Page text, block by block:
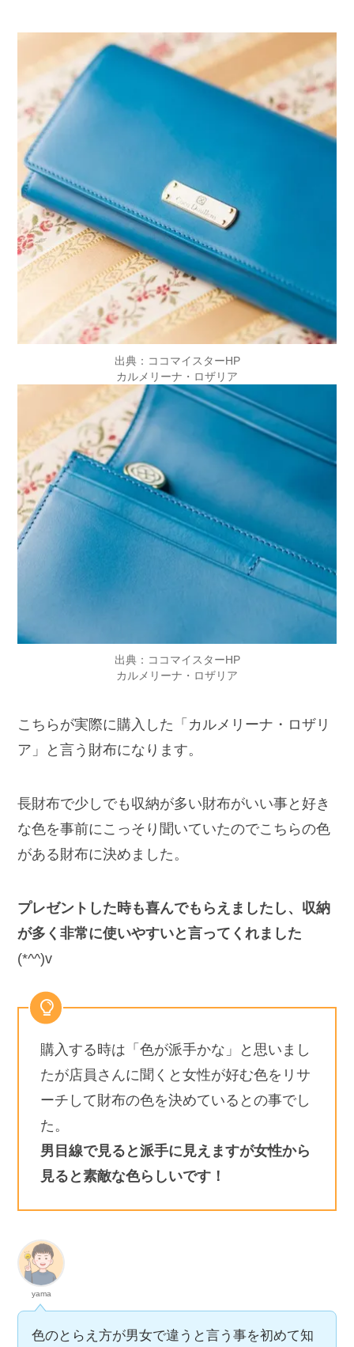
出典：ココマイスターHP
カルメリーナ・ロザリア
出典：ココマイスターHP
カルメリーナ・ロザリア
こちらが実際に購入した「カルメリーナ・ロザリ
ア」と言う財布になります。
長財布で少しでも収納が多い財布がいい事と好き
な色を事前にこっそり聞いていたのでこちらの色
がある財布に決めました。
プレゼントした時も喜んでもらえましたし、収納
が多く非常に使いやすいと言ってくれました
(*^^)v
購入する時は「色が派手かな」と思いまし
たが店員さんに聞くと女性が好む色をリサ
ーチして財布の色を決めているとの事でし
た。
男目線で見ると派手に見えますが女性から
見ると素敵な色らしいです！
yama
色のとらえ方が男女で違うと言う事を初めて知